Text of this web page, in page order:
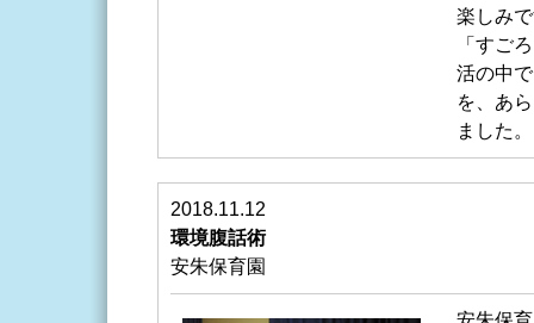
楽しみ
「すご
活の中
を、あ
ました。
2018.11.12
環境腹話術
安朱保育園